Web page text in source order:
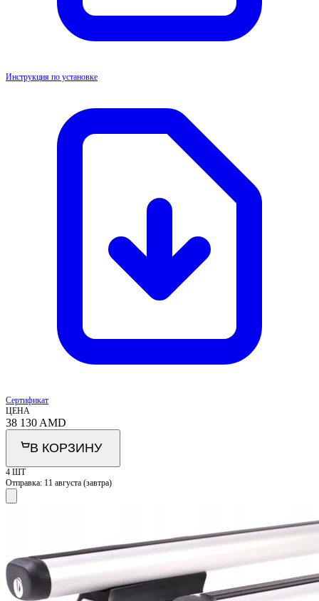
Инструкция по установке
Сертификат
ЦЕНА
38 130 AMD
В КОРЗИНУ
4 ШТ
Отправка: 11 августа (завтра)